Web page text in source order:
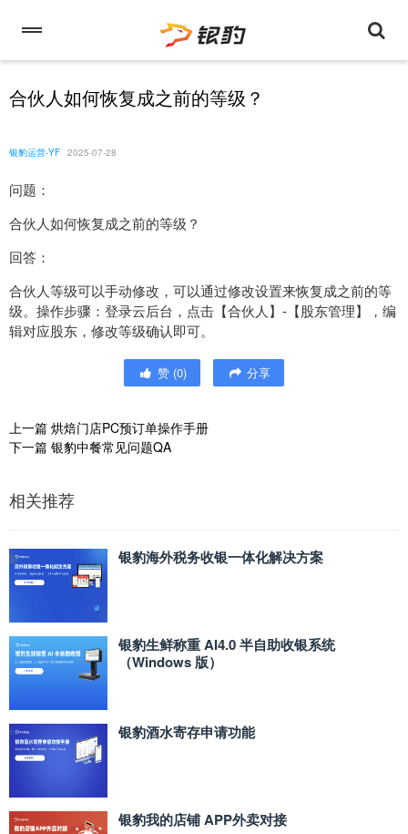
合伙人如何恢复成之前的等级？
银豹运营-YF 2025-07-28
问题：
合伙人如何恢复成之前的等级？
回答：
合伙人等级可以手动修改，可以通过修改设置来恢复成之前的等
级。操作步骤：登录云后台，点击【合伙人】-【股东管理】，编
辑对应股东，修改等级确认即可。
赞 (0) 分享
上一篇 烘焙门店PC预订单操作手册
下一篇 银豹中餐常见问题QA
相关推荐
银豹海外税务收银一体化解决方案
银豹生鲜称重 AI4.0 半自助收银系统
（Windows 版）
银豹酒水寄存申请功能
银豹我的店铺 APP外卖对接